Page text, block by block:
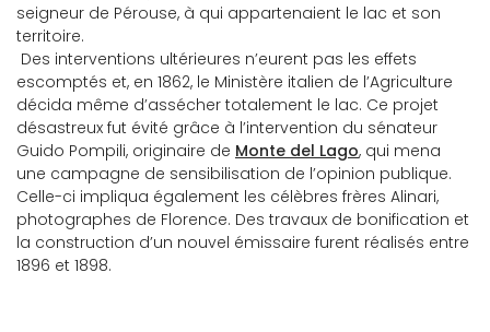
seigneur de Pérouse, à qui appartenaient le lac et son
territoire.
Des interventions ultérieures n’eurent pas les effets
escomptés et, en 1862, le Ministère italien de l’Agriculture
décida même d’assécher totalement le lac. Ce projet
désastreux fut évité grâce à l’intervention du sénateur
Guido Pompili, originaire de Monte del Lago, qui mena
une campagne de sensibilisation de l’opinion publique.
Celle-ci impliqua également les célèbres frères Alinari,
photographes de Florence. Des travaux de bonification et
la construction d’un nouvel émissaire furent réalisés entre
1896 et 1898.